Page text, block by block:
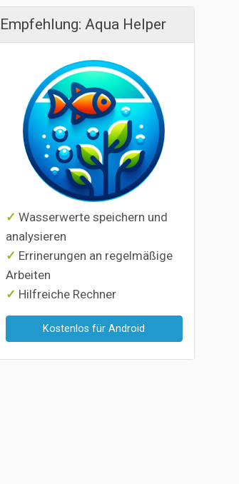
Empfehlung: Aqua Helper
Wasserwerte speichern und
analysieren
Errinerungen an regelmäßige
Arbeiten
Hilfreiche Rechner
Kostenlos für Android